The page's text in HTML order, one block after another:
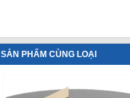
SẢN PHẨM CÙNG LOẠI